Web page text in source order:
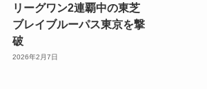
リーグワン2連覇中の東芝
ブレイブルーパス東京を撃
破
2026年2月7日